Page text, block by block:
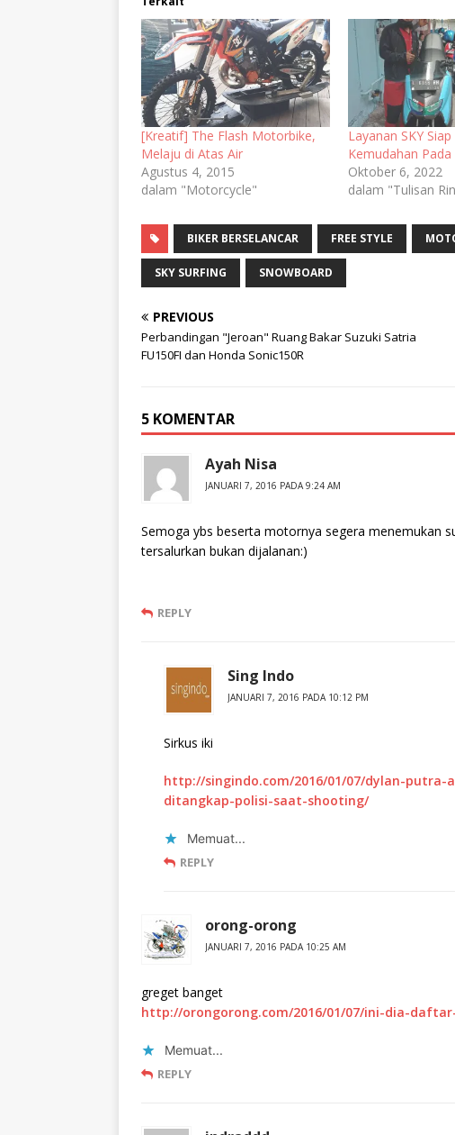
[Kreatif] The Flash Motorbike,
Melaju di Atas Air
Agustus 4, 2015
dalam "Motorcycle"
Layanan SKY
Kemudahan
Oktober 6, 2022
dalam "Tulisan
BIKER BERSELANCAR FREE STYLE
SKY SURFING SNOWBOARD
PREVIOUS
Perbandingan "Jeroan" Ruang Bakar Suzuki Satria
FU150FI dan Honda Sonic150R
5 KOMENTAR
Ayah Nisa
JANUARI 7, 2016 PADA 9:24 AM
Semoga ybs beserta motornya segera menemukan
tersalurkan bukan dijalanan:)
REPLY
Sing Indo
JANUARI 7, 2016 PADA 10:12 PM
Sirkus iki
http://singindo.com/2016/01/07/dylan-
ditangkap-polisi-saat-shooting/
Memuat...
REPLY
orong-orong
JANUARI 7, 2016 PADA 10:25 AM
greget banget
http://orongorong.com/2016/01/07/ini-dia-
Memuat...
REPLY